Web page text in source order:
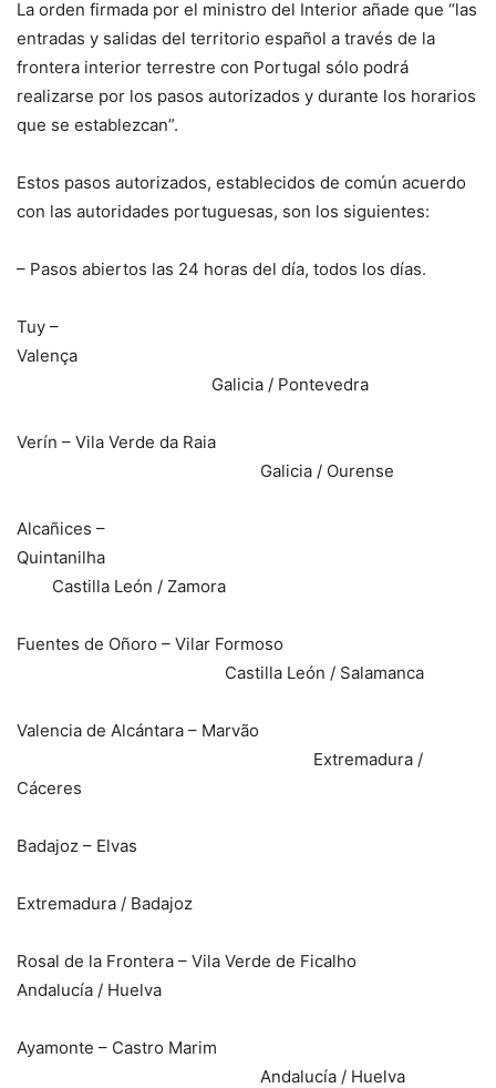
La orden firmada por el ministro del Interior añade que “las
entradas y salidas del territorio español a través de la
frontera interior terrestre con Portugal sólo podrá
realizarse por los pasos autorizados y durante los horarios
que se establezcan”.
Estos pasos autorizados, establecidos de común acuerdo
con las autoridades portuguesas, son los siguientes:
– Pasos abiertos las 24 horas del día, todos los días.
Tuy –
Galicia / Pontevedra
Verín – Vila Verde da Raia
Galicia / Ourense
Alcañices –
Castilla León / Zamora
Fuentes de Oñoro – Vilar Formoso
Castilla León / Salamanca
Valencia de Alcántara – Marvão
Extremadura /
Cáceres
Badajoz – Elvas
Extremadura / Badajoz
Rosal de la Frontera – Vila Verde de Ficalho
Andalucía / Huelva
Ayamonte – Castro Marim
Andalucía / Huelva